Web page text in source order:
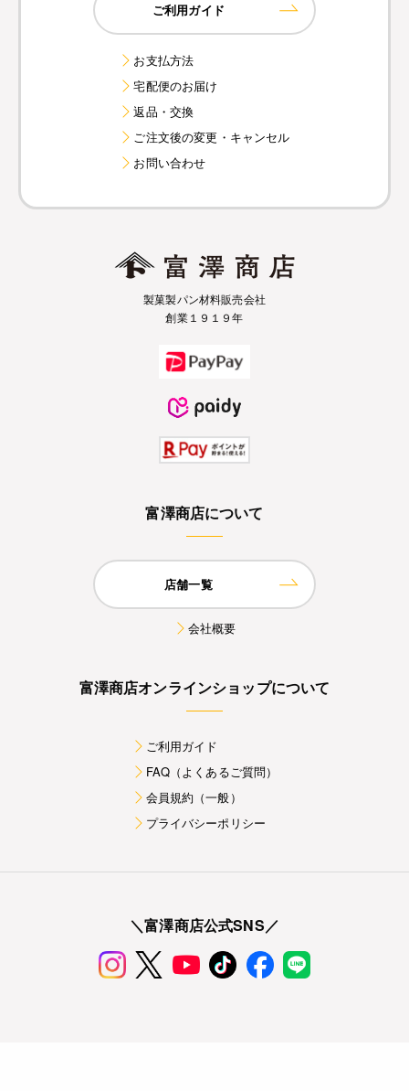
ご利用ガイド
お支払方法
宅配便のお届け
返品・交換
ご注文後の変更・キャンセル
お問い合わせ
製菓製パン材料販売会社
創業１９１９年
富澤商店について
店舗一覧
会社概要
富澤商店オンラインショップについて
ご利用ガイド
FAQ（よくあるご質問）
会員規約（一般）
プライバシーポリシー
＼富澤商店公式SNS／